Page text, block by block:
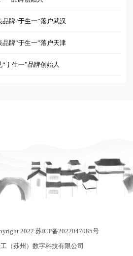
牌“于生一”落户武汉
牌“于生一”落户天津
于生一”品牌创始人
2022 苏ICP备2022047085号
（苏州）数字科技有限公司